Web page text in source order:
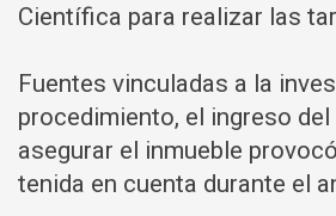
Científica para realizar las
Fuentes vinculadas a la
procedimiento, el ingreso
asegurar el inmueble
tenida en cuenta durante el